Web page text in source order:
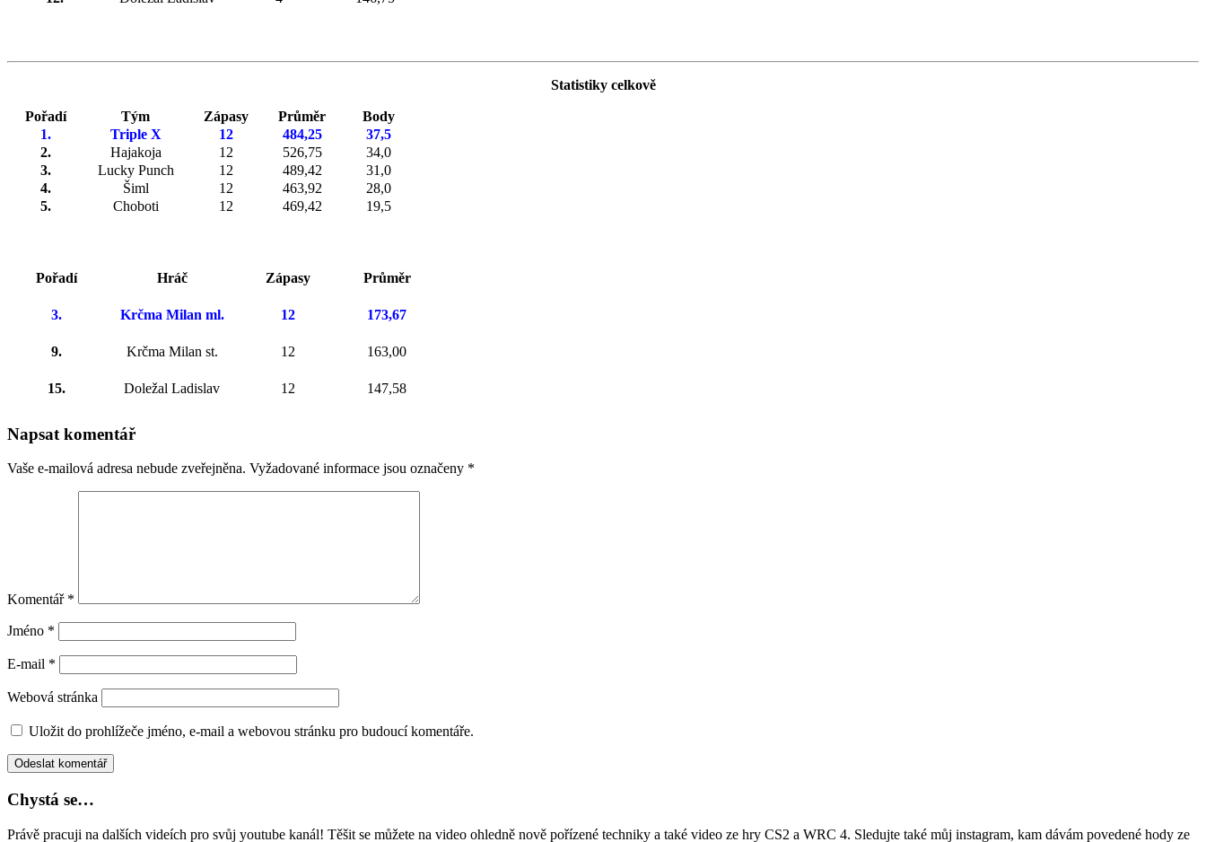
Statistiky celkově
Pořadí Tým Zápasy Průměr
Body
1.
Triple X 12 484,25
37,5
2.
Hajakoja 12 526,75
34,0
3.
Lucky Punch 12 489,42
31,0
4.
Šiml 12 463,92
28,0
5.
Choboti 12 469,42 19,5
Pořadí Hráč Zápasy Průměr
3. Krčma Milan ml. 12 173,67
9. Krčma Milan st. 12 163,00
15. Doležal Ladislav 12 147,58
Napsat komentář
Vaše e-mailová adresa nebude zveřejněna. Vyžadované informace jsou označeny *
Komentář *
Jméno *
E-mail *
Webová stránka
Uložit do prohlížeče jméno, e-mail a webovou stránku pro budoucí komentáře.
Chystá se…
Právě pracuji na dalších videích pro svůj youtube kanál! Těšit se můžete na video ohledně nově pořízené techniky a také video ze hry CS2 a WRC 4. Sledujte také můj instagram, kam dávám povedené hody ze